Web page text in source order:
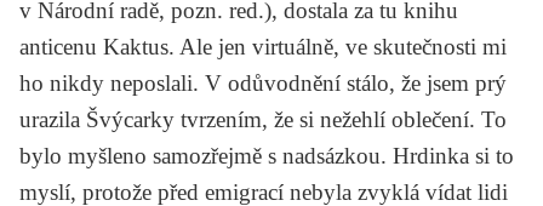
v Národní radě, pozn. red.), dostala za tu knihu
anticenu Kaktus. Ale jen virtuálně, ve skutečnosti mi
ho nikdy neposlali. V odůvodnění stálo, že jsem prý
urazila Švýcarky tvrzením, že si nežehlí oblečení. To
bylo myšleno samozřejmě s nadsázkou. Hrdinka si to
myslí, protože před emigrací nebyla zvyklá vídat lidi